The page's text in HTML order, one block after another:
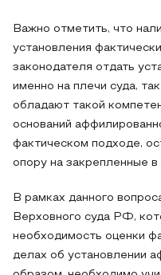
Важно отметить, что
установления
законодателя отдать
именно на плечи суда,
обладают такой
оснований
фактическом подходе,
опору на закрепленные в
В рамках данного
Верховного суда РФ,
необходимость оценки
делах об установлении